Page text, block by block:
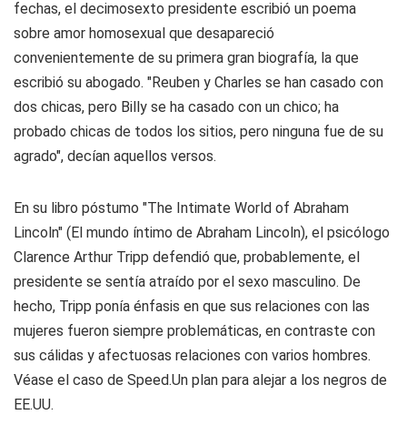
fechas, el decimosexto presidente escribió un poema
sobre amor homosexual que desapareció
convenientemente de su primera gran biografía, la que
escribió su abogado. "Reuben y Charles se han casado con
dos chicas, pero Billy se ha casado con un chico; ha
probado chicas de todos los sitios, pero ninguna fue de su
agrado", decían aquellos versos.
En su libro póstumo "The Intimate World of Abraham
Lincoln" (El mundo íntimo de Abraham Lincoln), el psicólogo
Clarence Arthur Tripp defendió que, probablemente, el
presidente se sentía atraído por el sexo masculino. De
hecho, Tripp ponía énfasis en que sus relaciones con las
mujeres fueron siempre problemáticas, en contraste con
sus cálidas y afectuosas relaciones con varios hombres.
Véase el caso de Speed.Un plan para alejar a los negros de
EE.UU.